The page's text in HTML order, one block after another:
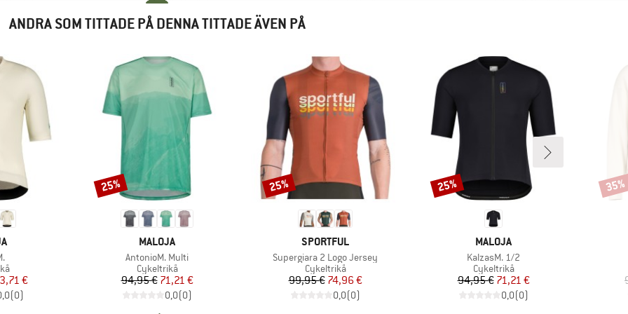
ANDRA SOM TITTADE PÅ DENNA TITTADE ÄVEN PÅ
pris
€
(0)
VARUMÄRKE
MALOJA
Produkter
AntonioM. Multi
Produktgrupp
Cykeltrikå
Pris
94,95 €Reducerat pris
71,21 €
0,0(0)
Rabatt
25%
VARUMÄRKE
SPORTFUL
Produkter
Supergiara 2 Logo Jersey
Produktgrupp
Cykeltrikå
Pris
99,95 €Reducerat pris
74,96 €
0,0(0)
Rabatt
25%
VARUMÄRKE
MALOJA
Produkter
KalzasM. 1/2
Produktgrupp
Cykeltrikå
Pris
94,95 €Reducerat pris
71,21 €
0,0(0)
Rabatt
25% 35%